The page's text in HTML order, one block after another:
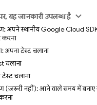
यह जानकारी उपलब्ध है
अपने स्थानीय Google Cloud
करना
अपना टेस्ट चलाना
चलाना
चलाना
(ज़रूरी नहीं): आने वाले समय में